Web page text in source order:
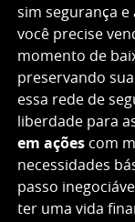
sim segurança e
você precise
momento de
preservando
essa rede de
liberdade para
em ações com
necessidades
passo
ter uma vida